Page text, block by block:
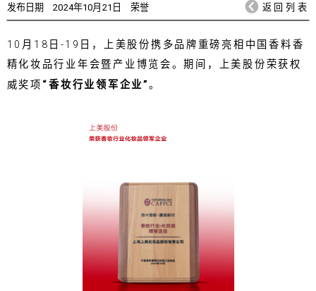
发布日期 2024年10月21日 荣誉 返回列表
10月18日-19日，上美股份携多品牌重磅亮相中国香料香
精化妆品行业年会暨产业博览会。期间，上美股份荣获权
威奖项 “香妆行业领军企业”。